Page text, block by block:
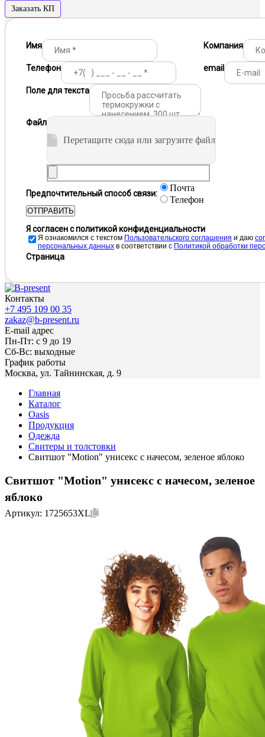
Заказать КП
Имя Компания
Телефон email
Поле для текста
Файл
Перетащите сюда или загрузите файл
Предпочтительный способ связи:
Почта
Телефон
ОТПРАВИТЬ
Я согласен с политикой конфиденциальности
Я ознакомился с текстом Пользовательского соглашения и даю
персональных данных в соответствии с Политикой обработки
Страница
Контакты
+7 495 109 00 35
zakaz@b-present.ru
E-mail адрес
Пн-Пт: с 9 до 19
Сб-Вс: выходные
График работы
Москва, ул. Тайнинская, д. 9
Главная
Каталог
Oasis
Продукция
Одежда
Свитеры и толстовки
Свитшот "Motion" унисекс с начесом, зеленое яблоко
Свитшот "Motion" унисекс с начесом, зеленое
яблоко
Артикул: 1725653XL